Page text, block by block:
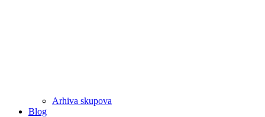
Arhiva skupova
Blog